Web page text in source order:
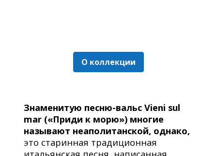
О коллекции
Знаменитую песню-вальс Vieni sul
mar («Приди к морю») многие
называют неаполитанской, однако,
это старинная традиционная